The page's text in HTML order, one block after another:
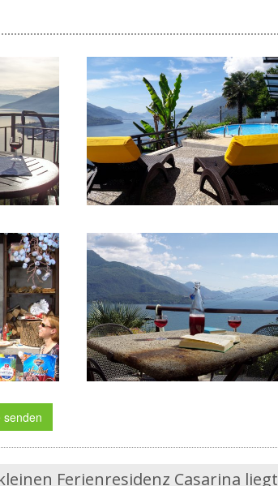
senden
Ferienresidenz Casarina liegt